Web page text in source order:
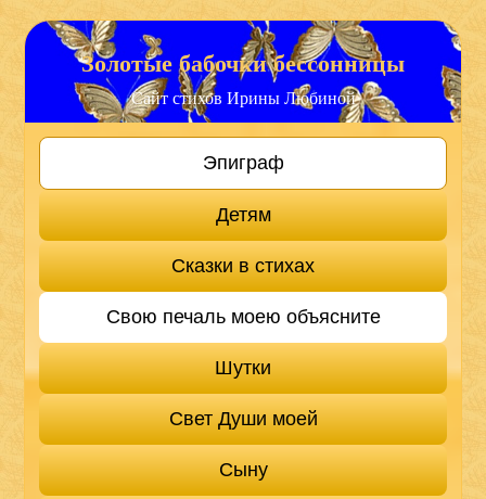
Золотые бабочки бессонницы
Сайт стихов Ирины Любиной
Эпиграф
Детям
Сказки в стихах
Свою печаль моею объясните
Шутки
Свет Души моей
Сыну